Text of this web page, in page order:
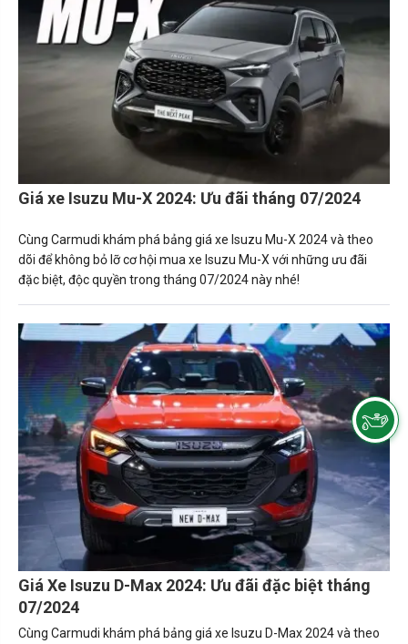
Giá xe Isuzu Mu-X 2024: Ưu đãi tháng 07/2024
Cùng Carmudi khám phá bảng giá xe Isuzu Mu-X 2024 và theo
dõi để không bỏ lỡ cơ hội mua xe Isuzu Mu-X với những ưu đãi
đặc biệt, độc quyền trong tháng 07/2024 này nhé!
Giá Xe Isuzu D-Max 2024: Ưu đãi đặc biệt tháng
07/2024
Cùng Carmudi khám phá bảng giá xe Isuzu D-Max 2024 và theo